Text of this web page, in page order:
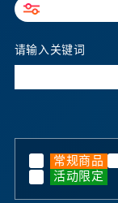
请输入关键词
常规商品
活动限定